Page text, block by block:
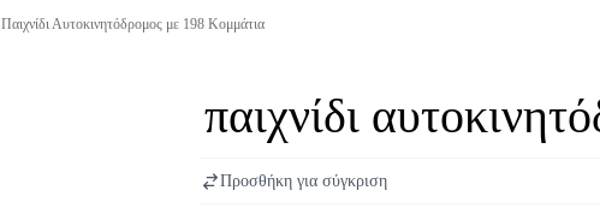
Παιχνίδι Αυτοκινητόδρομος με 198 Κομμάτια
παιχνίδι
Προσθήκη για σύγκριση